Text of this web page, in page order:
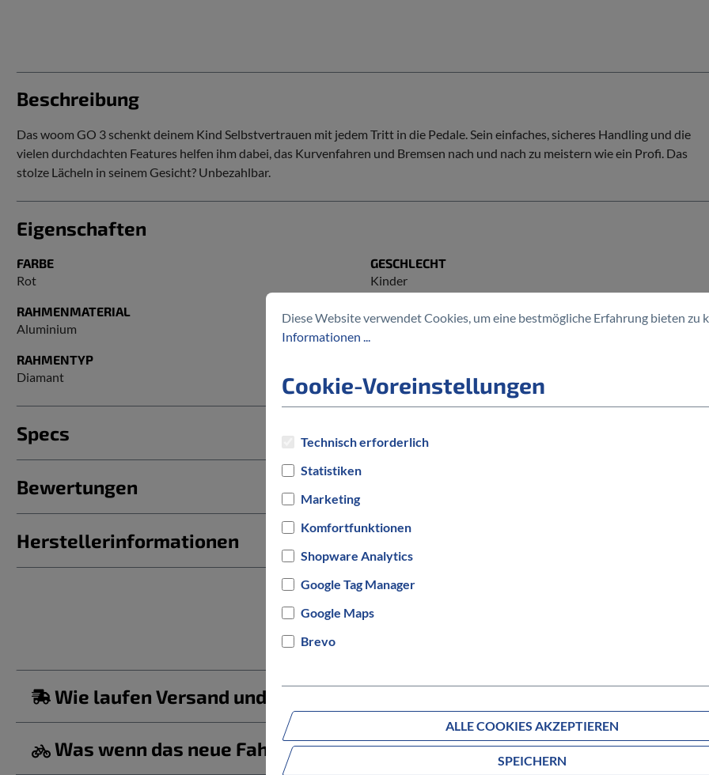
Beschreibung
Das woom GO 3 schenkt deinem Kind Selbstvertrauen mit jedem Tritt in die Pedale. Sein einfaches, sicheres Handling und die
vielen durchdachten Features helfen ihm dabei, das Kurvenfahren und Bremsen nach und nach zu meistern wie ein Profi. Das
stolze Lächeln in seinem Gesicht? Unbezahlbar.
Eigenschaften
FARBE
Rot
GESCHLECHT
Kinder
RAHMENMATERIAL
Aluminium
RADGRÖSSE
RAHMENTYP
Diamant
Kettenantrieb
Specs
Bewertungen
Herstellerinformationen
Wie laufen Versand und Lieferung ab?
Was wenn das neue Fahrrad/ der bestellte Artikel nicht passt?
Diese Website verwendet Cookies, um eine bestmögliche Erfahrung bieten zu
Informationen ...
Cookie-Voreinstellungen
Technisch erforderlich
Statistiken
Marketing
Komfortfunktionen
Shopware Analytics
Google Tag Manager
Google Maps
Brevo
ALLE COOKIES AKZEPTIEREN
SPEICHERN